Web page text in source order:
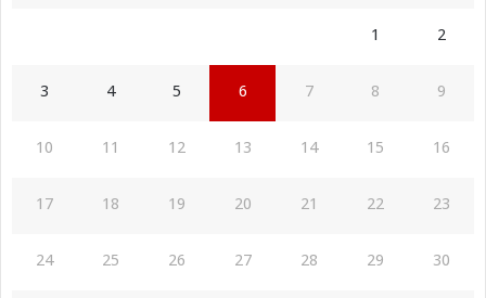
1 2
3 4 5 6 7 8 9
10 11 12 13 14 15 16
17 18 19 20 21 22 23
24 25 26 27 28 29 30